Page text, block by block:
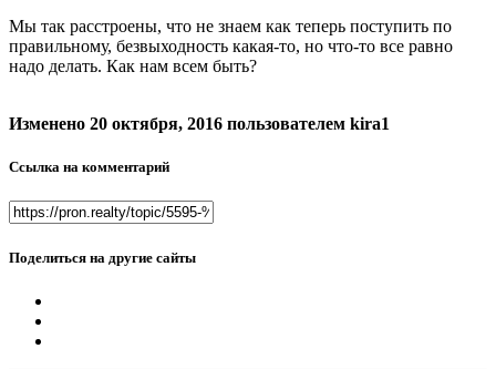
Мы так расстроены, что не знаем как теперь поступить по
правильному, безвыходность какая-то, но что-то все равно
надо делать. Как нам всем быть?
Изменено 20 октября, 2016 пользователем kira1
Ссылка на комментарий
Поделиться на другие сайты